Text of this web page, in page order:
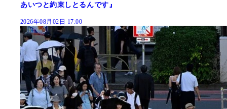
あいつと約束しとるんです』
2026年08月02日 17:00